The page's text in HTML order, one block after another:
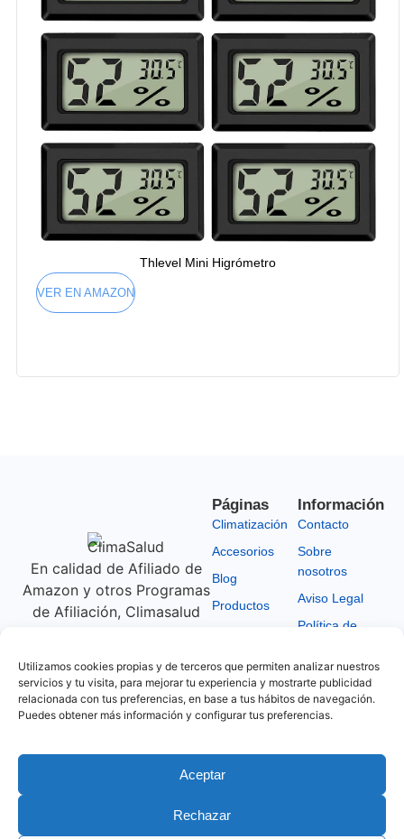
Utilizamos cookies propias y de terceros que permiten analizar nuestros
servicios y tu visita, para mejorar tu experiencia y mostrarte publicidad
relacionada con tus preferencias, en base a tus hábitos de navegación.
Puedes obtener más información y configurar tus preferencias.
Aceptar
Rechazar
Thlevel Mini Higrómetro
VER EN AMAZON
En calidad de Afiliado de
Amazon y otros Programas
de Afiliación, Climasalud
cumplen los requisitos
aplicables, según las
condiciones establecidas
marcas e imágenes en este
portal pertenecen a sus
Páginas
Climatización
Accesorios
Blog
Productos
Información
Contacto
Sobre
nosotros
Aviso Legal
Política de
Política de
Cookies
Afiliación